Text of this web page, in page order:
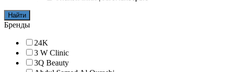
Найти
Бренды
24K
3 W Clinic
3Q Beauty